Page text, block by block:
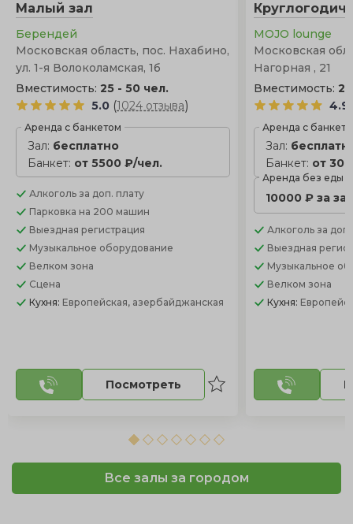
Малый зал
Берендей
Московская область, пос. Нахабино,
ул. 1-я Волоколамская, 1б
Вместимость: 25 - 50 чел.
5.0 (1024 отзыва)
Аренда с банкетом
Зал: бесплатно
Банкет: от 5500 ₽/чел.
Алкоголь за доп. плату
Парковка на 200 машин
Выездная регистрация
Музыкальное оборудование
Велком зона
Сцена
Кухня: Европейская, азербайджанская
Посмотреть
MOJO lounge
Московская
Нагорная , 21
Вместимость:
4.9
Аренда с
Зал:
Банкет: от
Аренда без еды
10000 ₽ за
Алкоголь за
Выездная
Музыкальное
Велком зона
Кухня:
Все залы за городом